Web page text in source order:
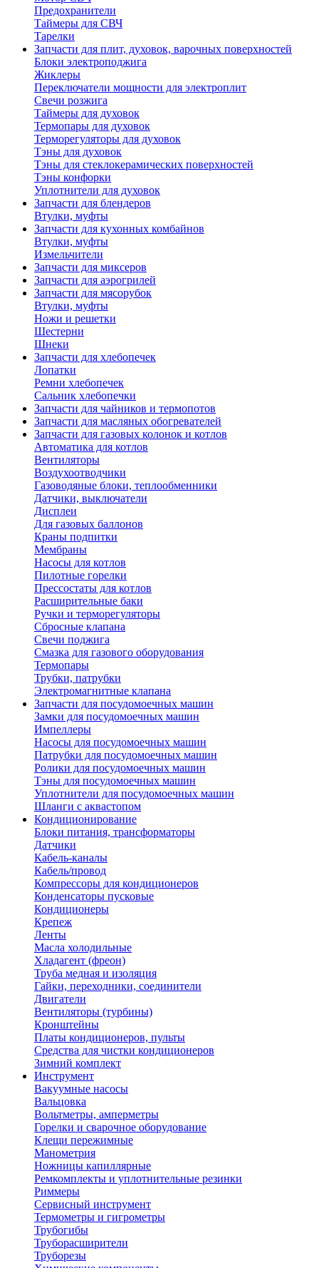
Предохранители
Таймеры для СВЧ
Тарелки
Запчасти для плит, духовок, варочных поверхностей
Блоки электроподжига
Жиклеры
Переключатели мощности для электроплит
Свечи розжига
Таймеры для духовок
Термопары для духовок
Терморегуляторы для духовок
Тэны для духовок
Тэны для стеклокерамических поверхностей
Тэны конфорки
Уплотнители для духовок
Запчасти для блендеров
Втулки, муфты
Запчасти для кухонных комбайнов
Втулки, муфты
Измельчители
Запчасти для миксеров
Запчасти для аэрогрилей
Запчасти для мясорубок
Втулки, муфты
Ножи и решетки
Шестерни
Шнеки
Запчасти для хлебопечек
Лопатки
Ремни хлебопечек
Сальник хлебопечки
Запчасти для чайников и термопотов
Запчасти для масляных обогревателей
Запчасти для газовых колонок и котлов
Автоматика для котлов
Вентиляторы
Воздухоотводчики
Газоводяные блоки, теплообменники
Датчики, выключатели
Дисплеи
Для газовых баллонов
Краны подпитки
Мембраны
Насосы для котлов
Пилотные горелки
Прессостаты для котлов
Расширительные баки
Ручки и терморегуляторы
Сбросные клапана
Свечи поджига
Смазка для газового оборудования
Термопары
Трубки, патрубки
Электромагнитные клапана
Запчасти для посудомоечных машин
Замки для посудомоечных машин
Импеллеры
Насосы для посудомоечных машин
Патрубки для посудомоечных машин
Ролики для посудомоечных машин
Тэны для посудомоечных машин
Уплотнители для посудомоечных машин
Шланги с аквастопом
Кондиционирование
Блоки питания, трансформаторы
Датчики
Кабель-каналы
Кабель/провод
Компрессоры для кондиционеров
Конденсаторы пусковые
Кондиционеры
Крепеж
Ленты
Масла холодильные
Хладагент (фреон)
Труба медная и изоляция
Гайки, переходники, соединители
Двигатели
Вентиляторы (турбины)
Кронштейны
Платы кондиционеров, пульты
Средства для чистки кондиционеров
Зимний комплект
Инструмент
Вакуумные насосы
Вальцовка
Вольтметры, амперметры
Горелки и сварочное оборудование
Клещи пережимные
Манометрия
Ножницы капиллярные
Ремкомплекты и уплотнительные резинки
Риммеры
Сервисный инструмент
Термометры и гигрометры
Трубогибы
Труборасширители
Труборезы